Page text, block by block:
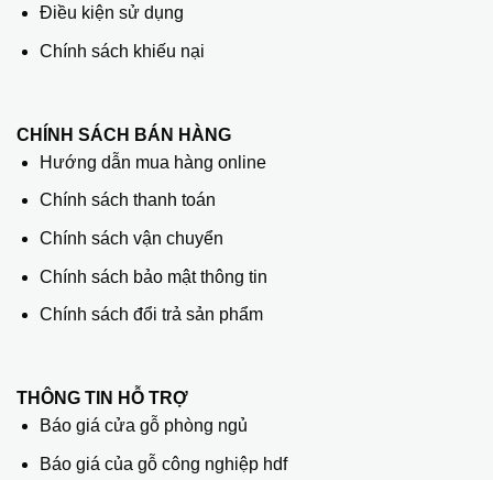
Điều kiện sử dụng
Chính sách khiếu nại
CHÍNH SÁCH BÁN HÀNG
Hướng dẫn mua hàng online
Chính sách thanh toán
Chính sách vận chuyển
Chính sách bảo mật thông tin
Chính sách đổi trả sản phẩm
THÔNG TIN HỖ TRỢ
Báo giá cửa gỗ phòng ngủ
Báo giá của gỗ công nghiệp hdf